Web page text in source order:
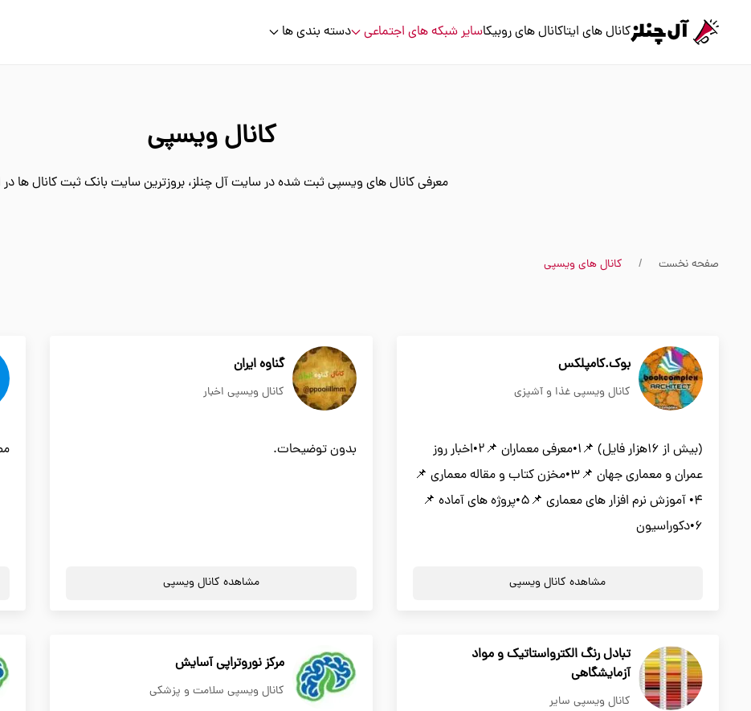
کانال های ایتاکانال های روبیکاسایر شبکه های اجتماعی دسته بندی ها
کانال ویسپی
معرفی کانال های ویسپی ثبت شده در سایت آل چنلز، بروزترین سایت بانک ثبت کانال ها در
صفحه نخست کانال های ویسپی
بوک.کامپلکس
کانال ویسپی غذا و آشپزی
(بیش از 16هزار فایل) 📌1•معرفی معماران 📌2•اخبار روز
عمران و معماری جهان 📌3•مخزن کتاب و مقاله معماری 📌
4• آموزش نرم افزار های معماری 📌5•پروژه های آماده 📌
6•دکوراسیون
مشاهده کانال ویسپی
گناوه ایران
کانال ویسپی اخبار
بدون توضیحات.
مشاهده کانال ویسپی
تبادل رنگ الکترواستاتیک و مواد
آزمایشگاهی
کانال ویسپی سایر
مرکز نوروتراپی آسایش
کانال ویسپی سلامت و پزشکی